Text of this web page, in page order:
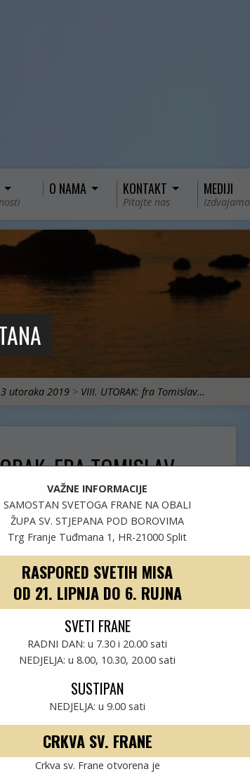
VAŽNE INFORMACIJE
SAMOSTAN SVETOGA FRANE NA OBALI
ŽUPA SV. STJEPANA POD BOROVIMA
Trg Franje Tuđmana 1, HR-21000 Split
RASPORED SVETIH MISA
OD 21. LIPNJA DO 6. RUJNA
SVETI FRANE
RADNI DAN: u 7.30 i 20.00 sati
NEDJELJA: u 8.00, 10.30, 20.00 sati
SUSTIPAN
NEDJELJA: u 9.00 sati
CRKVA SV. FRANE
Crkva sv. Frane otvorena je
O NAMA KONTAKT
Pitajte nas
MEDIJI
Izdvajamo
utoraka 2019 > VIII. UTORAK: fra Tomislav…
FRA TOMISLAV
2021 fra Josip
2019,Novosti,Samostan
pred blagdan sv. Antuna
Tomislav Hrstić, župnik Sv. Trojice s
Jakovićem i župnim vikarom Josipom
u čast Sveca Svega Svijeta.
izrazio je dobrodošlicu fra Tomislavu i